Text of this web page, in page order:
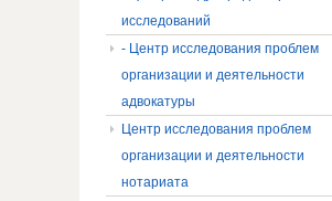
исследований
- Центр исследования проблем
организации и деятельности
адвокатуры
Центр исследования проблем
организации и деятельности
нотариата